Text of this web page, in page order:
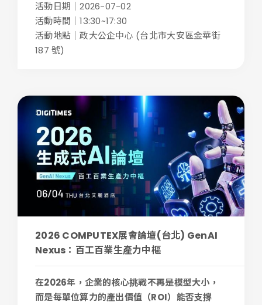
活動日期｜2026-07-02
活動時間｜13:30~17:30
活動地點｜政大公企中心 (台北市大安區金華街
187 號)
2026 COMPUTEX展會論壇(台北) GenAI
Nexus：百工百業生產力中樞
在2026年，企業的核心挑戰不再是模型大小，
而是每單位算力的產出價值（ROI）能否支撐